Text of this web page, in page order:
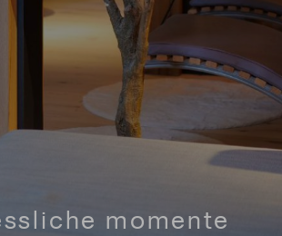
momente
momente
momente